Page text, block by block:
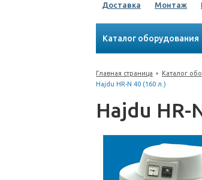
Доставка Монтаж
Каталог оборудования
Главная страница Каталог
Hajdu HR-N 40 (160 л.)
Hajdu HR-